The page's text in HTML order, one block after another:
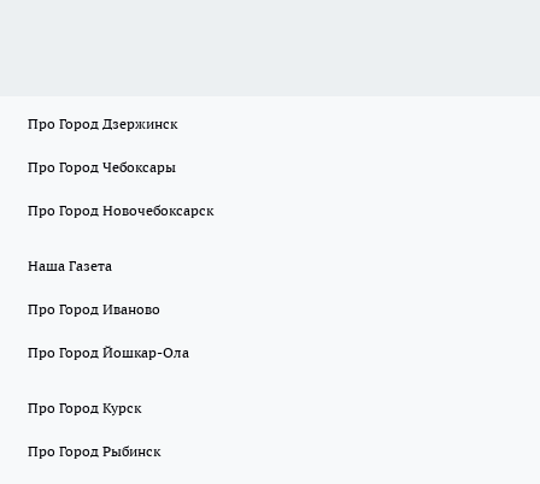
Про Город Дзержинск
Про Город Чебоксары
Про Город Новочебоксарск
Наша Газета
Про Город Иваново
Про Город Йошкар-Ола
Про Город Курск
Про Город Рыбинск